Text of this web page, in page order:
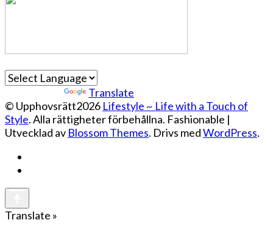
Translate
© Upphovsrätt2026 Lifestyle ~ Life with a Touch of
Style. Alla rättigheter förbehållna. Fashionable |
Utvecklad av Blossom Themes. Drivs medWordPress.
Translate »